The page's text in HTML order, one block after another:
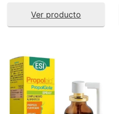
Ver producto